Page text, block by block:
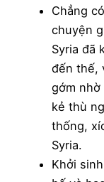
Chẳng
chuyện
Syria đã
đến thế,
gớm
kẻ thù
thống,
Syria.
Khởi